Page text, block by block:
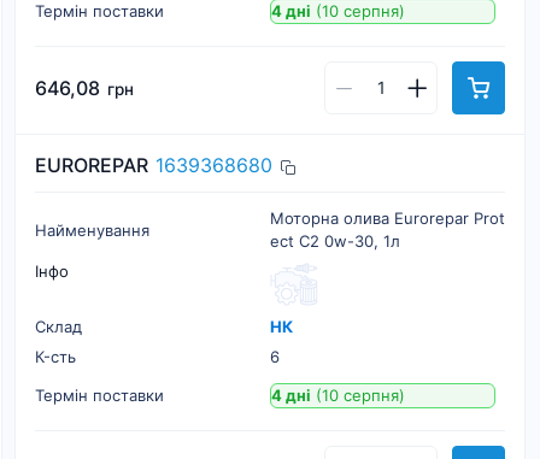
Термін поставки
4 дні (10 серпня)
646,08 грн
EUROREPAR 1639368680
Найменування
Моторна олива Eurorepar Prot
ect C2 0w-30, 1л
Інфо
Склад
НК
К-cть
6
Термін поставки
4 дні (10 серпня)